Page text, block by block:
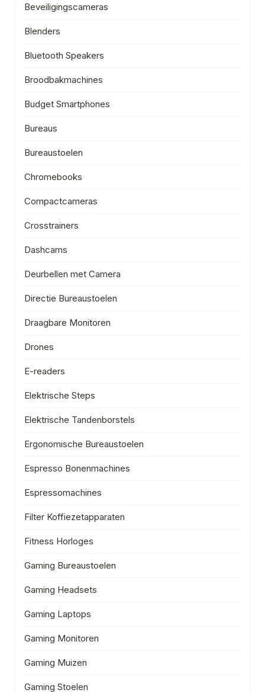
Beveiligingscameras
Blenders
Bluetooth Speakers
Broodbakmachines
Budget Smartphones
Bureaus
Bureaustoelen
Chromebooks
Compactcameras
Crosstrainers
Dashcams
Deurbellen met Camera
Directie Bureaustoelen
Draagbare Monitoren
Drones
E-readers
Elektrische Steps
Elektrische Tandenborstels
Ergonomische Bureaustoelen
Espresso Bonenmachines
Espressomachines
Filter Koffiezetapparaten
Fitness Horloges
Gaming Bureaustoelen
Gaming Headsets
Gaming Laptops
Gaming Monitoren
Gaming Muizen
Gaming Stoelen